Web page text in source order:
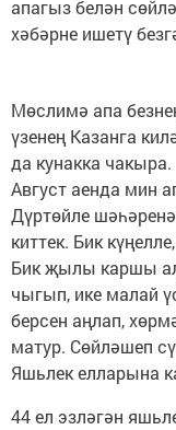
апагыз белән
хәбәрне ишетү
Мөслимә апа
үзенең Казанга
да кунакка чакыра.
Август аенда мин
Дүртөйле
киттек. Бик
Бик җылы каршы
чыгып, ике малай
берсен аңлап,
матур. Сөйләшеп
Яшьлек елларына
44 ел эзләгән